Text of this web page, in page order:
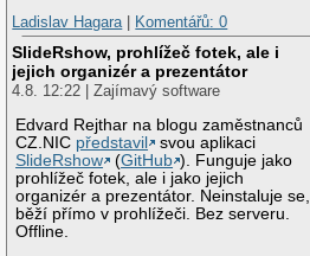
Ladislav Hagara | Komentářů: 0
SlideRshow, prohlížeč fotek, ale i
jejich organizér a prezentátor
4.8. 12:22 | Zajímavý software
Edvard Rejthar na blogu zaměstnanců
CZ.NIC představil
svou aplikaci
SlideRshow
(GitHub ). Funguje jako
prohlížeč fotek, ale i jako jejich
organizér a prezentátor. Neinstaluje se,
běží přímo v prohlížeči. Bez serveru.
Offline.